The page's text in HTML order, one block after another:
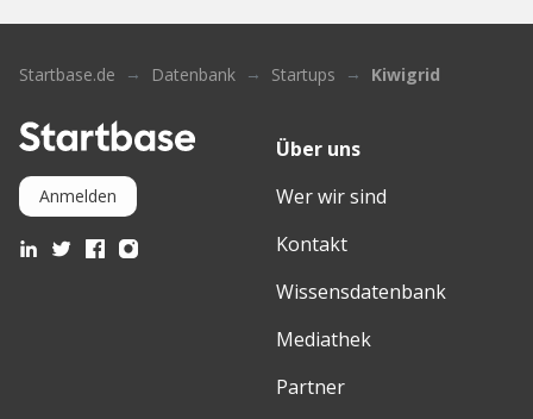
Startbase.de Datenbank Startups Kiwigrid
Anmelden
Über uns
Wer wir sind
Kontakt
Wissensdatenbank
Mediathek
Partner